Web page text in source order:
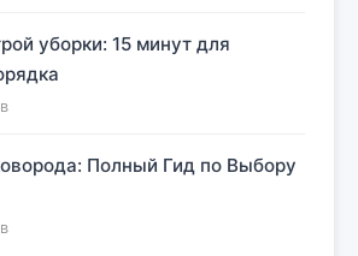
уборки: 15 минут для
Полный Гид по Выбору